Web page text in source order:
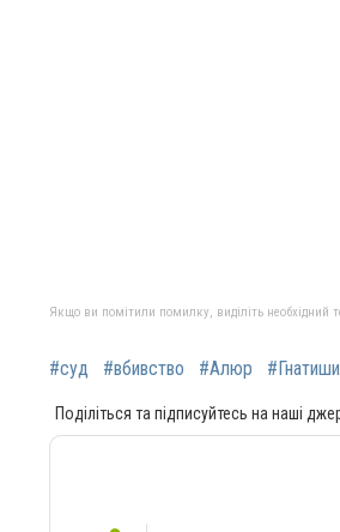
Якщо ви помітили помилку, виділіть необхідний
#суд #вбивство #Алюр
Поділіться та підписуйтесь на наші